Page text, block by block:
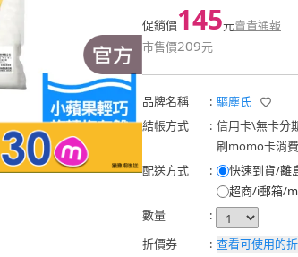
促銷價145元賣貴通報
市售價209元
品牌名稱 : 驅塵氏
結帳方式
: 信用卡\無卡分
刷momo卡消
配送方式
:
快速到貨/離
超商/i郵箱/
數量
:
折價券
: 查看可使用的